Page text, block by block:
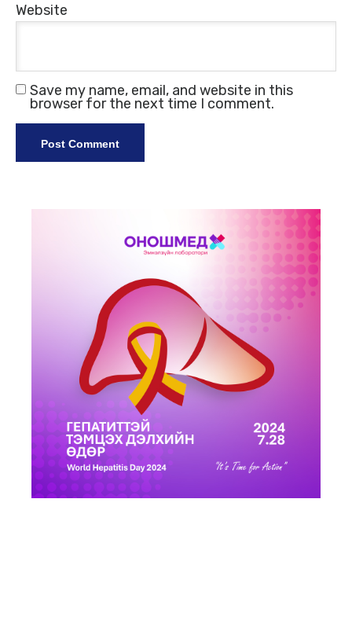
Website
Save my name, email, and website in this
browser for the next time I comment.